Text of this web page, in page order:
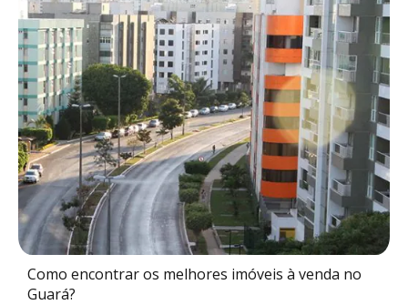
Como encontrar os melhores imóveis à venda no
Guará?